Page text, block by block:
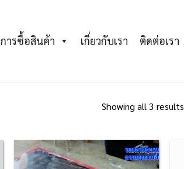
การซื้อสินค้า เกี่ยวกับเรา ติดต่อเรา
Showing all 3 results